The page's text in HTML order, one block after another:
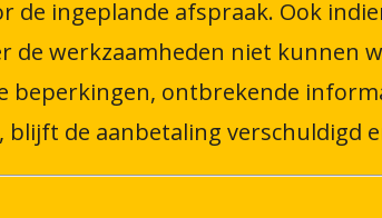
de ingeplande afspraak. Ook
de werkzaamheden niet kunnen
beperkingen, ontbrekende
de aanbetaling verschuldigd